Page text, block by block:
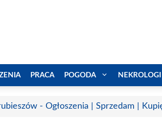
PRACA POGODA NEKROLOGI
- Ogłoszenia | Sprzedam |